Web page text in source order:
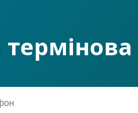
термінова